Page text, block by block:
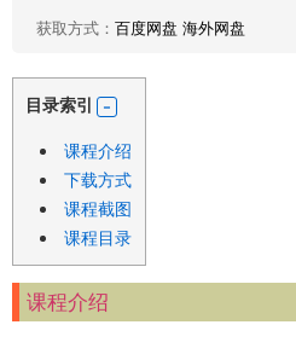
获取方式： 百度网盘 海外网盘
目录索引
课程介绍
下载方式
课程截图
课程目录
课程介绍